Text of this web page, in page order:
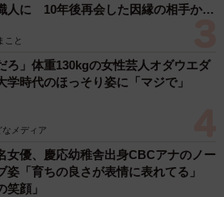
人に 10年後再会した因縁の相手から
こと
ろ」体重130kgの女性芸人オダウエダ
時代のほっそり姿に「マジで」
なメディア
女優、慶応幼稚舎出身CBCアナのノー
姿「育ちの良さが表情に表れてる」
笑顔」